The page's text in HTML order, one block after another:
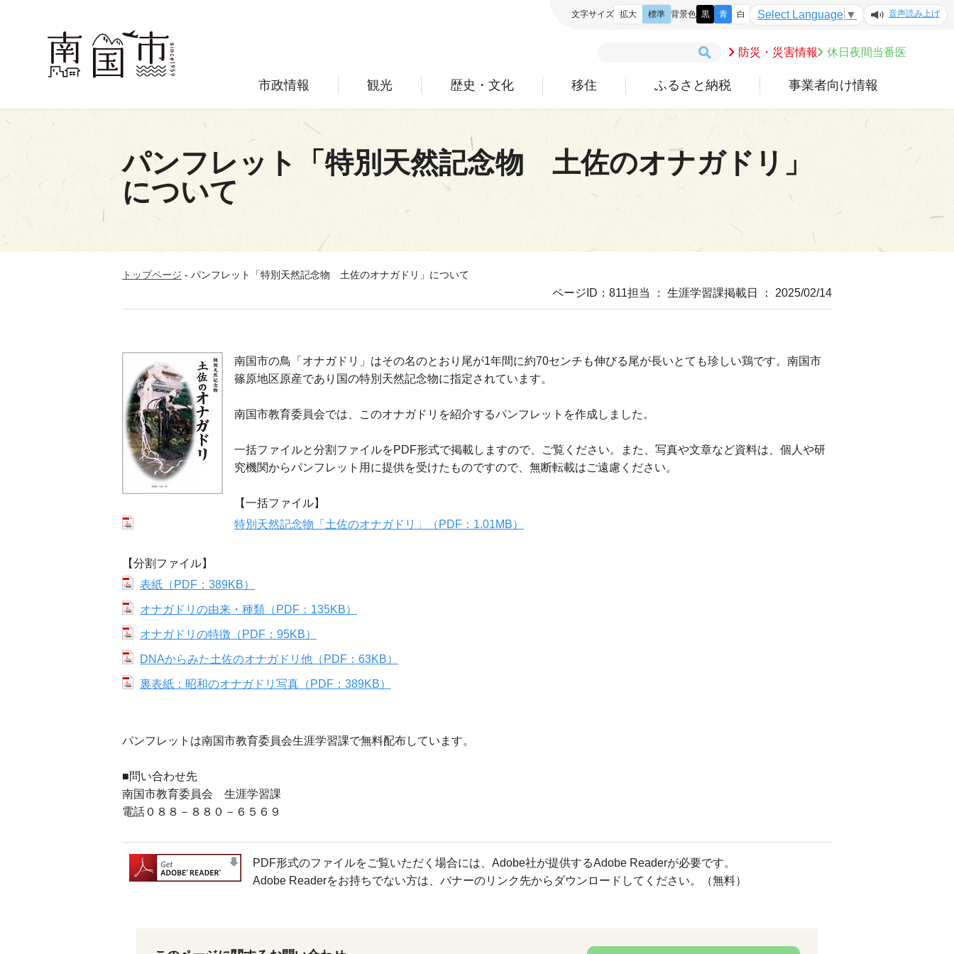
防災・災害情報 休日夜間当番医
市政情報 観光 歴史・文化 移住 ふるさと納税 事業者向け情報
文字サイズ 拡大 標準 背景色 黒 青 白 Select Language ▼ 音声読み上げ
パンフレット「特別天然記念物 土佐のオナガドリ」
について
トップページ - パンフレット「特別天然記念物 土佐のオナガドリ」について
ページID：811担当 ： 生涯学習課掲載日 ： 2025/02/14
南国市の鳥「オナガドリ」はその名のとおり尾が1年間に約70センチも伸びる尾が長いとても珍しい鶏です。南国市
篠原地区原産であり国の特別天然記念物に指定されています。
南国市教育委員会では、このオナガドリを紹介するパンフレットを作成しました。
一括ファイルと分割ファイルをPDF形式で掲載しますので、ご覧ください。また、写真や文章など資料は、個人や研
究機関からパンフレット用に提供を受けたものですので、無断転載はご遠慮ください。
【一括ファイル】
特別天然記念物「土佐のオナガドリ」（PDF：1.01MB）
【分割ファイル】
表紙（PDF：389KB）
オナガドリの由来・種類（PDF：135KB）
オナガドリの特徴（PDF：95KB）
DNAからみた土佐のオナガドリ他（PDF：63KB）
裏表紙：昭和のオナガドリ写真（PDF：389KB）
パンフレットは南国市教育委員会生涯学習課で無料配布しています。
■問い合わせ先
南国市教育委員会 生涯学習課
電話０８８－８８０－６５６９
PDF形式のファイルをご覧いただく場合には、Adobe社が提供するAdobe Readerが必要です。
Adobe Readerをお持ちでない方は、バナーのリンク先からダウンロードしてください。（無料）